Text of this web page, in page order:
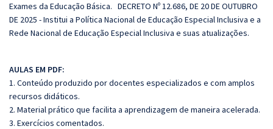
Exames da Educação Básica. DECRETO Nº 12.686, DE 20 DE OUTUBRO
DE 2025 - Institui a Política Nacional de Educação Especial Inclusiva e a
Rede Nacional de Educação Especial Inclusiva e suas atualizações.
AULAS EM PDF:
1. Conteúdo produzido por docentes especializados e com amplos
recursos didáticos.
2. Material prático que facilita a aprendizagem de maneira acelerada.
3. Exercícios comentados.